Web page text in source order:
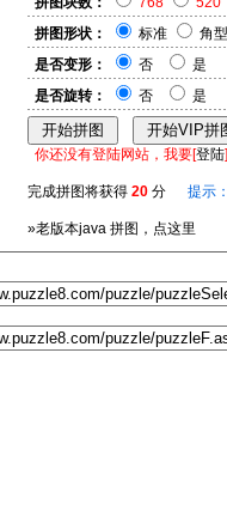
拼图形状：
标准
角型
是否变形：
否
是
是否旋转：
否 是
你还没有登陆网站，我要[登陆
完成拼图将获得 20 分 提示
»老版本java 拼图，点这里